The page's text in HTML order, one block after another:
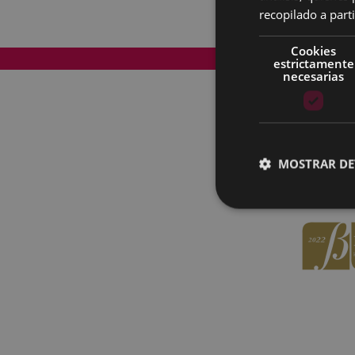
Mapa del Sitio
recopilado a
Cookies
estrictamente
necesarias
MOSTRAR